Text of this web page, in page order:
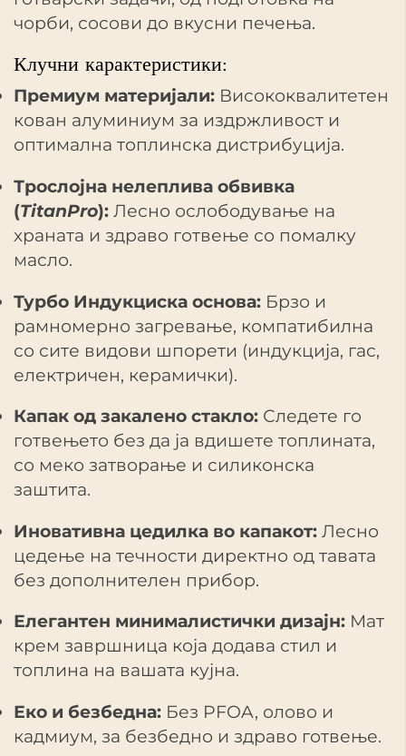
чорби, сосови до вкусни печења.
Клучни карактеристики:
Премиум материјали: Висококвалитетен
кован алуминиум за издржливост и
оптимална топлинска дистрибуција.
Трослојна нелеплива обвивка
(TitanPro): Лесно ослободување на
храната и здраво готвење со помалку
масло.
Турбо Индукциска основа: Брзо и
рамномерно загревање, компатибилна
со сите видови шпорети (индукција, гас,
електричен, керамички).
Капак од закалено стакло: Следете го
готвењето без да ја вдишете топлината,
со меко затворање и силиконска
заштита.
Иновативна цедилка во капакот: Лесно
цедење на течности директно од тавата
без дополнителен прибор.
Елегантен минималистички дизајн: Мат
крем завршница која додава стил и
топлина на вашата кујна.
Еко и безбедна: Без PFOA, олово и
кадмиум, за безбедно и здраво готвење.